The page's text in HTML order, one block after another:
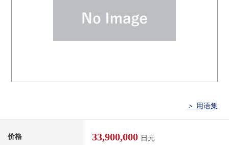
＞ 用语集
价格 33,900,000 日元